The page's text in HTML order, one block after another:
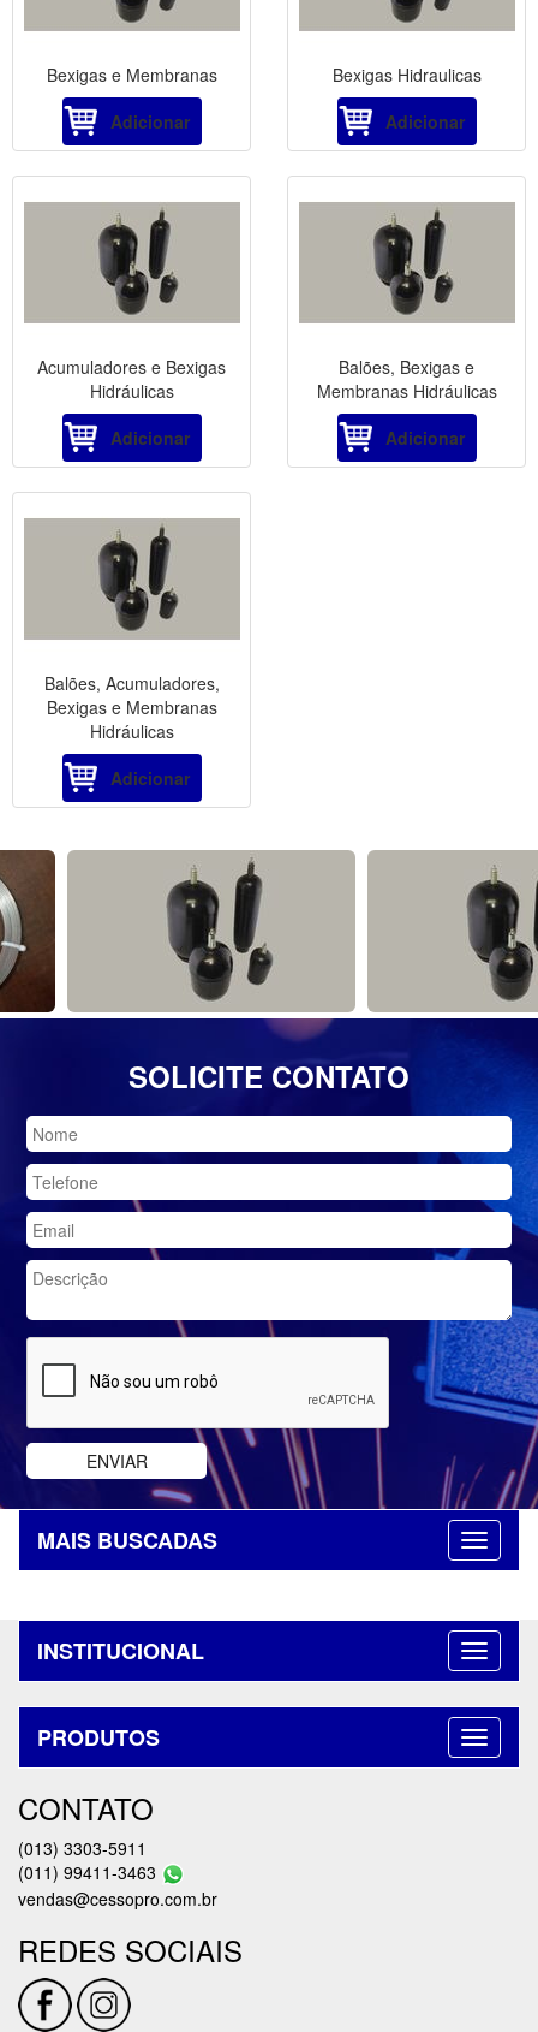
Bexigas e Membranas
Adicionar
Bexigas Hidraulicas
Adicionar
Acumuladores e Bexigas
Hidráulicas
Adicionar
Balões, Bexigas e
Membranas Hidráulicas
Adicionar
Balões, Acumuladores,
Bexigas e Membranas
Hidráulicas
Adicionar
SOLICITE CONTATO
MAIS BUSCADAS
INSTITUCIONAL
PRODUTOS
CONTATO
(013) 3303-5911
(011) 99411-3463
vendas@cessopro.com.br
REDES SOCIAIS